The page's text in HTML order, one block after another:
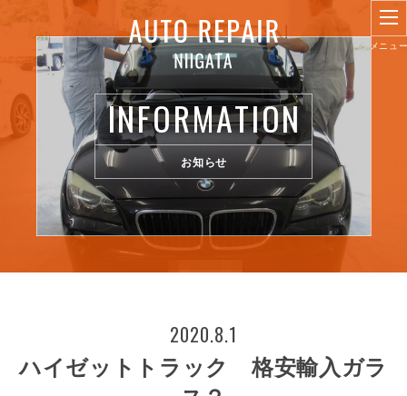
INFORMATION
お知らせ
2020.8.1
ハイゼットトラック 格安輸入ガラ